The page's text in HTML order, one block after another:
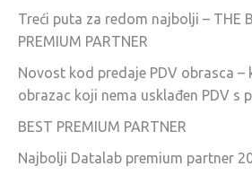
Treći puta za redom najbolji – THE
PREMIUM PARTNER
Novost kod predaje PDV obrasca –
obrazac koji nema usklađen PDV s
BEST PREMIUM PARTNER
Najbolji Datalab premium partner